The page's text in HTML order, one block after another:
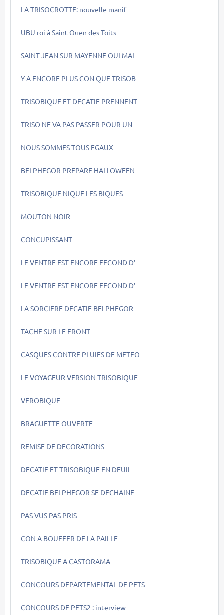
LA TRISOCROTTE: nouvelle manif
UBU roi à Saint Ouen des Toits
SAINT JEAN SUR MAYENNE OUI MAI
Y A ENCORE PLUS CON QUE TRISOB
TRISOBIQUE ET DECATIE PRENNENT
TRISO NE VA PAS PASSER POUR UN
NOUS SOMMES TOUS EGAUX
BELPHEGOR PREPARE HALLOWEEN
TRISOBIQUE NIQUE LES BIQUES
MOUTON NOIR
CONCUPISSANT
LE VENTRE EST ENCORE FECOND D'
LE VENTRE EST ENCORE FECOND D'
LA SORCIERE DECATIE BELPHEGOR
TACHE SUR LE FRONT
CASQUES CONTRE PLUIES DE METEO
LE VOYAGEUR VERSION TRISOBIQUE
VEROBIQUE
BRAGUETTE OUVERTE
REMISE DE DECORATIONS
DECATIE ET TRISOBIQUE EN DEUIL
DECATIE BELPHEGOR SE DECHAINE
PAS VUS PAS PRIS
CON A BOUFFER DE LA PAILLE
TRISOBIQUE A CASTORAMA
CONCOURS DEPARTEMENTAL DE PETS
CONCOURS DE PETS2 : interview